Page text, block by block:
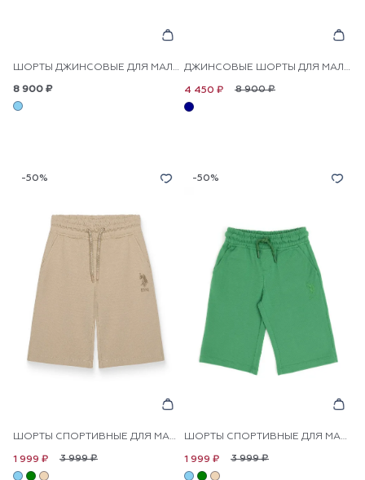
ШОРТЫ ДЖИНСОВЫЕ ДЛЯ МАЛЬЧИКОВ
8 900 ₽
ДЖИНСОВЫЕ ШОРТЫ ДЛЯ МАЛЬЧИКОВ
8 900 ₽
4 450 ₽
-50%
ШОРТЫ СПОРТИВНЫЕ ДЛЯ МАЛЬЧИКОВ
3 999 ₽
1 999 ₽
-50%
ШОРТЫ СПОРТИВНЫЕ ДЛЯ МАЛЬЧИКОВ
3 999 ₽
1 999 ₽